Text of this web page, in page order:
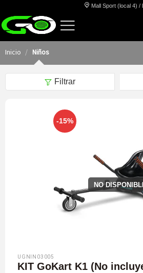
Mall Sport (local 4) /
Inicio Niños
Filtrar
-15%
NO
UGNIN03005
KIT GoKart K1 (No